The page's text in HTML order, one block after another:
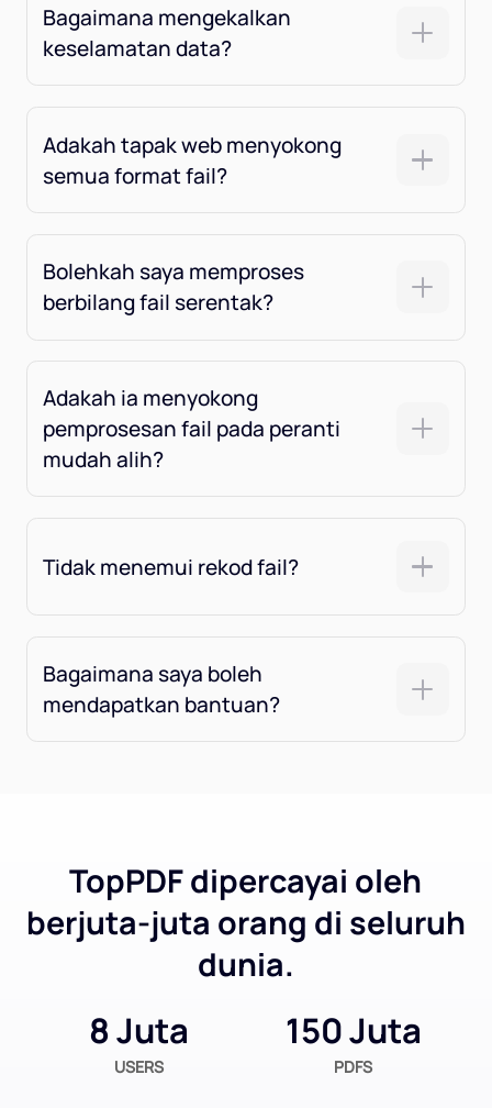
Bagaimana mengekalkan
keselamatan data?
Adakah tapak web menyokong
semua format fail?
Bolehkah saya memproses
berbilang fail serentak?
Adakah ia menyokong
pemprosesan fail pada peranti
mudah alih?
Tidak menemui rekod fail?
Bagaimana saya boleh
mendapatkan bantuan?
TopPDF dipercayai oleh
berjuta-juta orang di seluruh
dunia.
8 Juta
USERS
150 Juta
PDFS